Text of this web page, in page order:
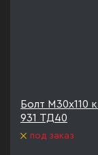
Болт М30х110
931 ТД40
под заказ